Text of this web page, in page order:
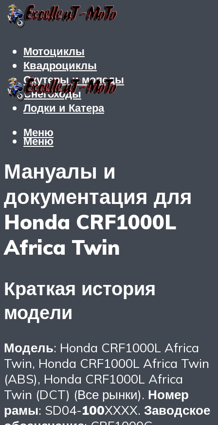
Мотоциклы
Квадроциклы
Скутеры и мопеды
Снегоходы
Лодки и Катера
Меню
Меню
Мануалы и
документация для
Honda CRF1000L
Africa Twin
Краткая история
модели
Модель: Honda CRF1000L Africa
Twin, Honda CRF1000L Africa Twin
(ABS), Honda CRF1000L Africa
Twin (DCT) (Все рынки). Номер
рамы: SD04-100XXXX. Заводское